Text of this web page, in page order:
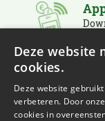
Deze website
cookies.
Deze website
verbeteren. Door
cookies in